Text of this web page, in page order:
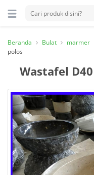
Semua
Wastafel
Wastafel
Marmer
Wastafel
Polos
Wastafel
Motif
Wastafel
Bulat
Beranda Bulat marmer
polos
Wastafel